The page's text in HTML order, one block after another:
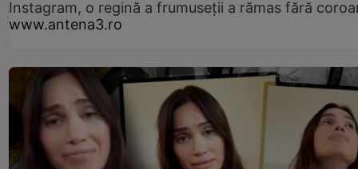
Instagram, o regină a frumuseții a rămas fără
www.antena3.ro